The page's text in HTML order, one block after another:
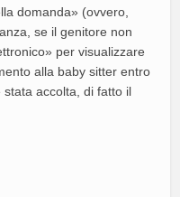
domanda» (ovvero,
se il genitore non
per visualizzare
alla baby sitter entro
accolta, di fatto il